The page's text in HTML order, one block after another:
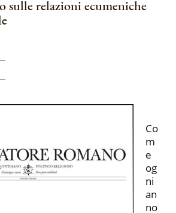
sulle relazioni ecumeniche
Co
m
e
og
ni
an
no